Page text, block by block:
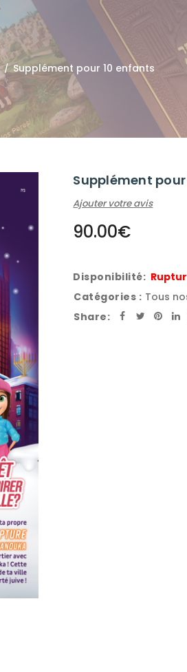
/ Supplément pour 10 enfants
Supplément
Ajouter votre avis
90.00€
Disponibilité:
Catégories : Tous
Share: